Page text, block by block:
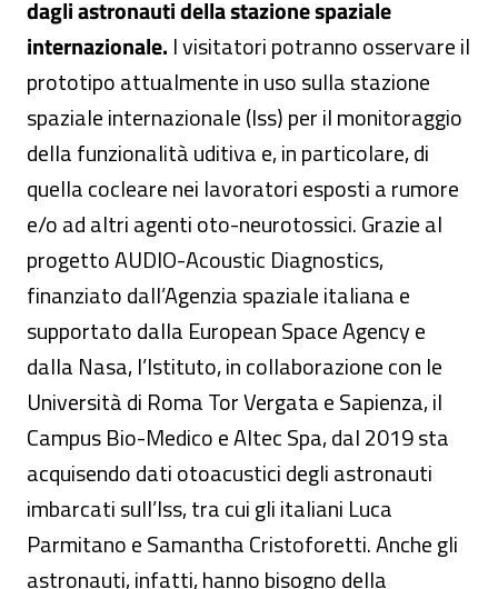
dagli astronauti della stazione spaziale
internazionale. I visitatori potranno osservare il
prototipo attualmente in uso sulla stazione
spaziale internazionale (Iss) per il monitoraggio
della funzionalità uditiva e, in particolare, di
quella cocleare nei lavoratori esposti a rumore
e/o ad altri agenti oto-neurotossici. Grazie al
progetto AUDIO-Acoustic Diagnostics,
finanziato dall’Agenzia spaziale italiana e
supportato dalla European Space Agency e
dalla Nasa, l’Istituto, in collaborazione con le
Università di Roma Tor Vergata e Sapienza, il
Campus Bio-Medico e Altec Spa, dal 2019 sta
acquisendo dati otoacustici degli astronauti
imbarcati sull’Iss, tra cui gli italiani Luca
Parmitano e Samantha Cristoforetti. Anche gli
astronauti, infatti, hanno bisogno della